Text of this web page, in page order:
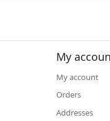
My
My account
Orders
Addresses